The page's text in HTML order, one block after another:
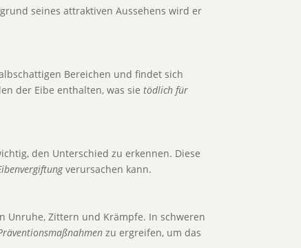
seines attraktiven Aussehens wird er
Bereichen und findet sich
der Eibe enthalten, was sie tödlich für
den Unterschied zu erkennen. Diese
verursachen kann.
Unruhe, Zittern und Krämpfe. In schweren
zu ergreifen, um das